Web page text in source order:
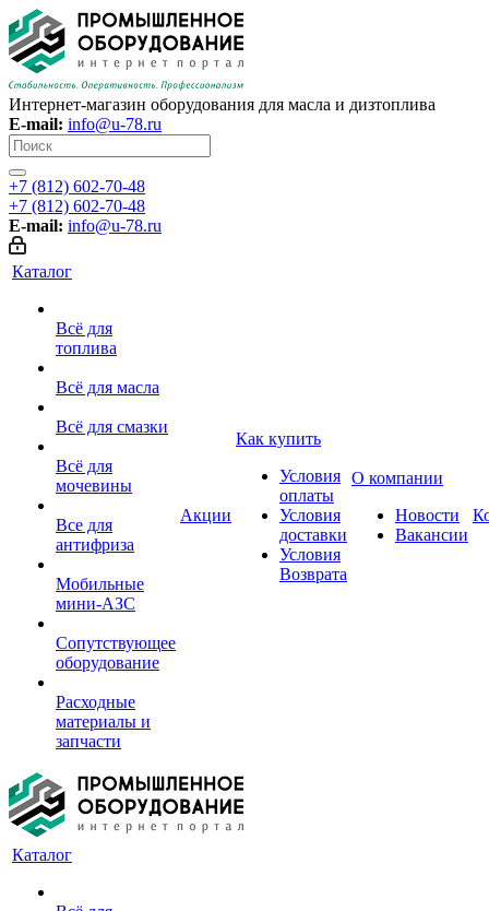
Интернет-магазин оборудования для масла и дизтоплива
E-mail: info@u-78.ru
+7 (812) 602-70-48
+7 (812) 602-70-48
E-mail: info@u-78.ru
Каталог
Всё для
топлива
Всё для масла
Всё для смазки
Всё для
мочевины
Все для
антифриза
Мобильные
мини-АЗС
Сопутствующее
оборудование
Расходные
материалы и
запчасти
Акции
Как купить
Условия
оплаты
Условия
доставки
Условия
Возврата
О компании
Новости
Вакансии
Каталог